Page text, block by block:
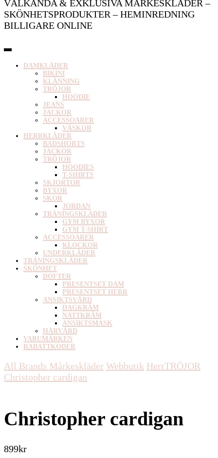
VÄLKÄNDA & EXKLUSIVA MÄRKESKLÄDER –
SKÖNHETSPRODUKTER – HEMINREDNING
BILLIGARE ONLINE
DAMKLÄDER
BIKINI
KLÄNNING
TRÖJOR
HOODIE
JEANS
JACKOR
ACCESSOARER
VÄSKOR
HERRKLÄDER
BADSHORTS
JACKOR
TRÖJOR
HOODIES
T-SHIRTS
SKJORTOR
BYXOR
SKOR
JORDAN
TRÄNINGSKLÄDER
GYM BYXOR
GYM T-SHIRT
ACCESSOARER
KLOCKOR
UNDERKLÄDER
TRÄNINGSKLÄDER
SKÖNHET
DOFTER
PRESENTSET DAM
PRESENTSET HERR
ANSIKTSVÅRD
DAGKRÄM
NATTKRÄM
ANSIKTSMASK
HÅRVÅRD
VARUMÄRKEN
RABATTKODER
All Brands Mårkeskläder Webbutik HerrTRÖJOR
Christopher cardigan
Christopher cardigan
899kr